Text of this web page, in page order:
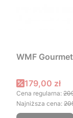
WMF
Cena
179,00 zł
Cena regularna:
Najniższa cena: